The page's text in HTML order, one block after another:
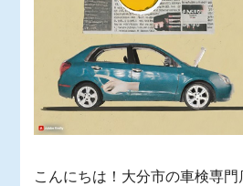
こんにちは！大分市の車検専